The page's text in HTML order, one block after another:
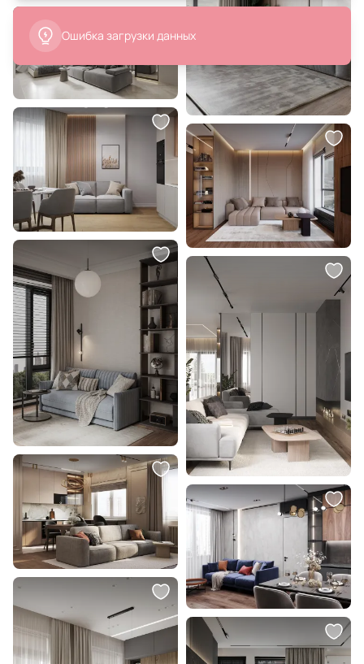
Бра настенное Lussole Ловелл
LSP-7108
В корзину
Подушка декоративная RELAX
В корзину
2 500 ₽
Подушка декоративная BOXY
ОГОГО Обстановочка BD-
1907552
В корзину
10 551 ₽
Настенный светильник Mantra
ERIS 7297
5 990 ₽
Чехол на подушку La Forma (ex
Julia Grup) Nedra BD-1005811
В корзину
354 033 ₽
Диван The IDEA Saga BD-1965130
В корзину